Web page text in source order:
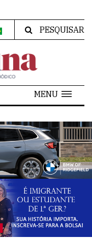
PESQUISAR
MENU